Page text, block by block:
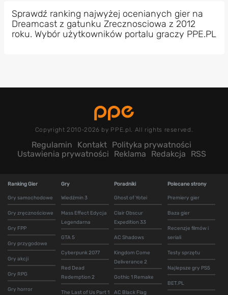
Sprawdź ranking najwyżej ocenianych gier na
Dreamcast z gatunku Zrecznosciowa z 2012
roku. Wybór użytkowników portalu graczy PPE.PL
Copyright 2010-2026 by PPE.pl. All rights reserved.
Regulamin Kontakt Polityka prywatności
Ustawienia prywatności
Reklama Redakcja RSS
Ranking Gier
Gry samochodowe
Gry zręcznościowe
Gry FPP
Gry przygodowe
Gry akcji
Gry RPG
Gry horror
Gry
Wiedźmin 3
Mass Effect Edycja
Legendarna
GTA 5
Cyberpunk 2077
Red Dead
Redemption 2
The Last of Us Part 1
Poradniki
Ghost of Yotei
Clair Obscur
Expedition 33
AC Shadows
Kingdom Come
Deliverance 2
Gothic 1 Remake
AC Black Flag
Polecane strony
Premiery gier
Baza gier
Recenzje filmów i
seriali
Testy sprzętu
Najlepsze gry PS5
BET.PL